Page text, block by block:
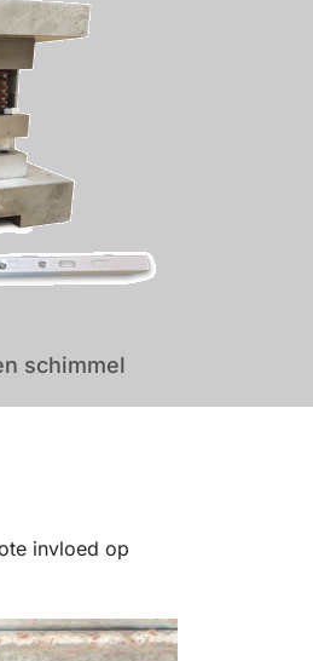
schimmel
invloed op